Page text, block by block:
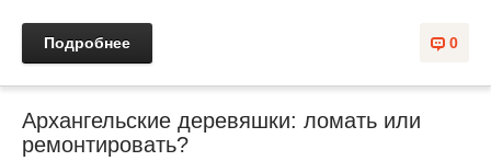
0
Подробнее
Архангельские деревяшки: ломать или
ремонтировать?